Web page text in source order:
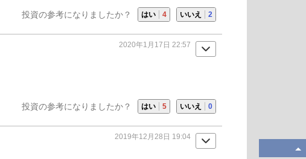
投資の参考になりましたか？ はい 4 いいえ 2
2020年1月17日 22:57
投資の参考になりましたか？ はい 5 いいえ 0
2019年12月28日 19:04